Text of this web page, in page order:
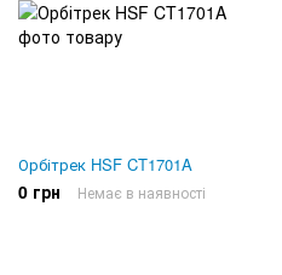
Орбітрек HSF CT1701A
0 грн Немає в наявності